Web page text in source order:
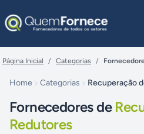
Página Inicial / Categorias /
Home Categorias Recuperação
Fornecedores de
Redutores